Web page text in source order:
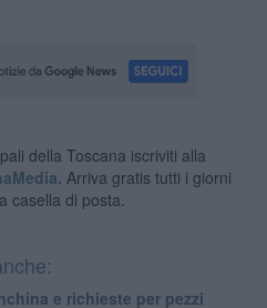
della Toscana iscriviti alla
Arriva gratis tutti i giorni
casella di posta.
e richieste per pezzi